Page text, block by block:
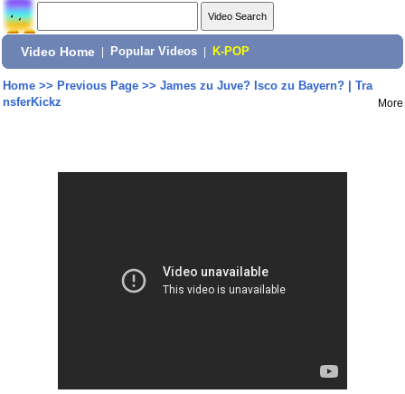
Video Home Popular Videos K-POP
Home>> Previous Page>> James zu Juve? Isco zu Bayern? | Tra
nsferKickz
More